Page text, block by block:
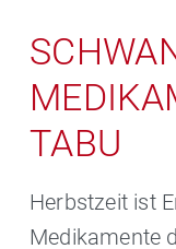
TABU
Herbstzeit ist
Medikamente